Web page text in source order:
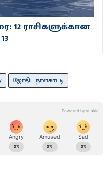
ராசிகளுக்கான
ஜோதிட நாள்காட்டி